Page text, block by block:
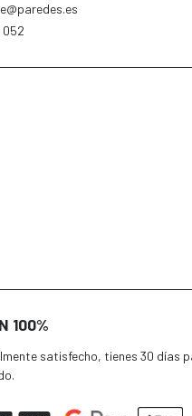
052
100%
satisfecho, tienes 30 días